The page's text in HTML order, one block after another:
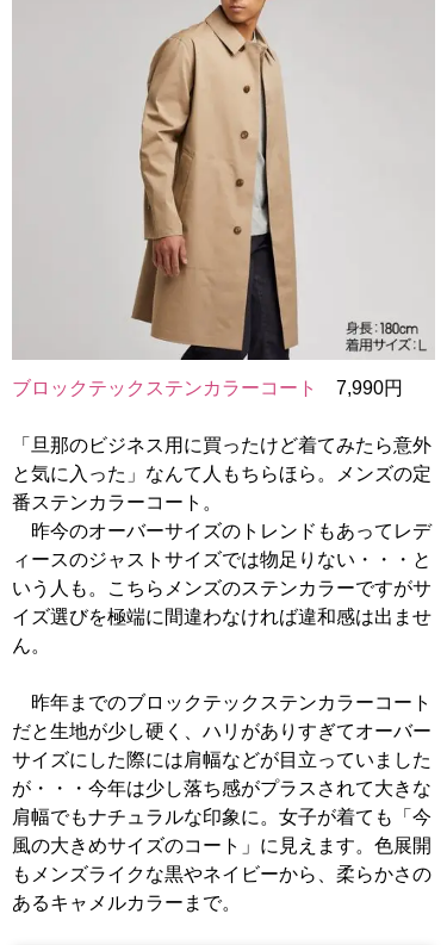
ブロックテックステンカラーコート 7,990円
「旦那のビジネス用に買ったけど着てみたら意外
と気に入った」なんて人もちらほら。メンズの定
番ステンカラーコート。
昨今のオーバーサイズのトレンドもあってレデ
ィースのジャストサイズでは物足りない・・・と
いう人も。こちらメンズのステンカラーですがサ
イズ選びを極端に間違わなければ違和感は出ませ
ん。
昨年までのブロックテックステンカラーコート
だと生地が少し硬く、ハリがありすぎてオーバー
サイズにした際には肩幅などが目立っていました
が・・・今年は少し落ち感がプラスされて大きな
肩幅でもナチュラルな印象に。女子が着ても「今
風の大きめサイズのコート」に見えます。色展開
もメンズライクな黒やネイビーから、柔らかさの
あるキャメルカラーまで。